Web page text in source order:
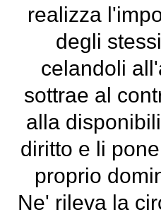
realizza
degli
celandoli
sottrae al
alla
diritto e li
proprio
Ne' rileva la